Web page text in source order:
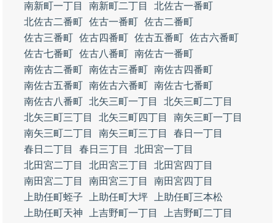
南新町一丁目
南新町二丁目
北佐古一番町
北佐古二番町 佐古一番町 佐古二番町
佐古三番町 佐古四番町 佐古五番町 佐古六番町
佐古七番町 佐古八番町 南佐古一番町
南佐古二番町 南佐古三番町 南佐古四番町
南佐古五番町 南佐古六番町 南佐古七番町
南佐古八番町 北矢三町一丁目
北矢三町二丁目
北矢三町三丁目
北矢三町四丁目
南矢三町一丁目
南矢三町二丁目
南矢三町三丁目
春日一丁目
春日二丁目
春日三丁目
北田宮一丁目
北田宮二丁目
北田宮三丁目
北田宮四丁目
南田宮二丁目
南田宮三丁目
南田宮四丁目
上助任町蛭子
上助任町大坪
上助任町三本松
上助任町天神
上吉野町一丁目
上吉野町二丁目